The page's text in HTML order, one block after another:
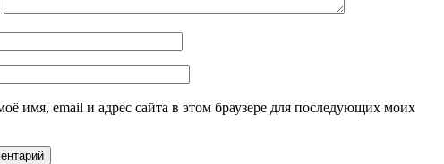
имя, email и адрес сайта в этом браузере для последующих моих